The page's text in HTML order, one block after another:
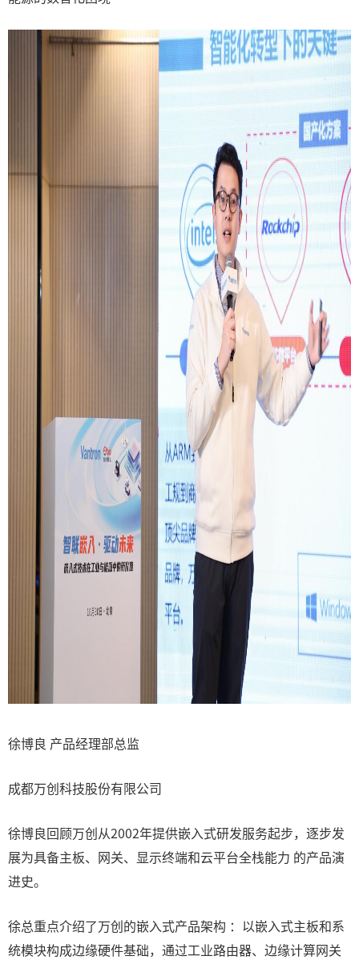
徐博良 产品经理部总监
成都万创科技股份有限公司
徐博良回顾万创从2002年提供嵌入式研发服务起步，逐步发
展为具备主板、网关、显示终端和云平台全栈能力 的产品演
进史。
徐总重点介绍了万创的嵌入式产品架构 ：以嵌入式主板和系
统模块构成边缘硬件基础，通过工业路由器、边缘计算网关